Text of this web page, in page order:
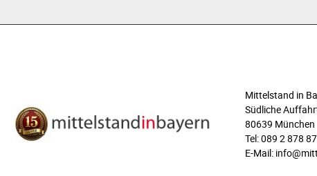
Mittelstand in
Südliche
80639 München
Tel: 089 2 878
E-Mail: